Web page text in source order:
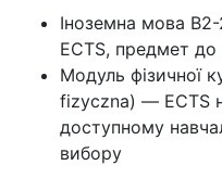
Іноземна мова
ECTS, предмет
Модуль фізичної
fizyczna) — ECTS
доступному
вибору